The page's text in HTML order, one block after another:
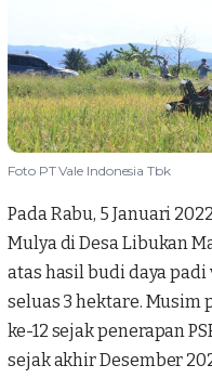
Foto PT Vale Indonesia Tbk
Pada Rabu, 5 Januari
Mulya di Desa Libukan
atas hasil budi daya
seluas 3 hektare. Musim
ke-12 sejak penerapan
sejak akhir Desember